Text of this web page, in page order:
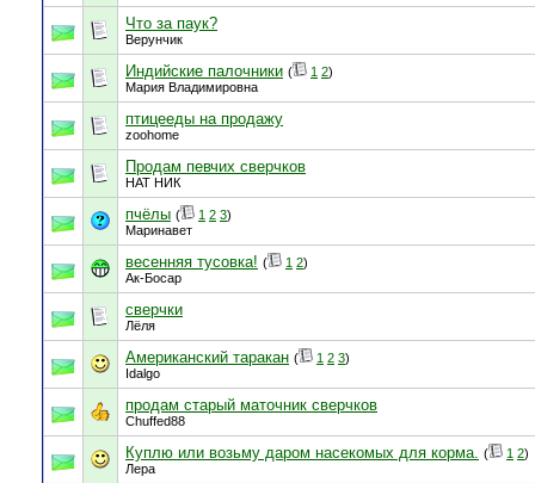
Что за паук?
Верунчик
Индийские палочники ( 1 2)
Мария Владимировна
птицееды на продажу
zoohome
Продам певчих сверчков
НАТ НИК
пчёлы ( 1 2 3)
Маринавет
весенняя тусовка! ( 1 2)
Ак-Босар
сверчки
Лёля
Американский таракан ( 1 2 3)
Idalgo
продам старый маточник сверчков
Chuffed88
Куплю или возьму даром насекомых для корма. ( 1 2)
Лера